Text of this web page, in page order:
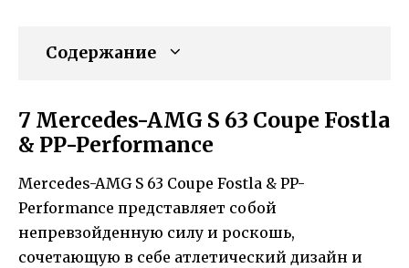
Содержание
7 Mercedes-AMG S 63 Coupe Fostla
& PP-Performance
Mercedes-AMG S 63 Coupe Fostla & PP-
Performance представляет собой
непревзойденную силу и роскошь,
сочетающую в себе атлетический дизайн и